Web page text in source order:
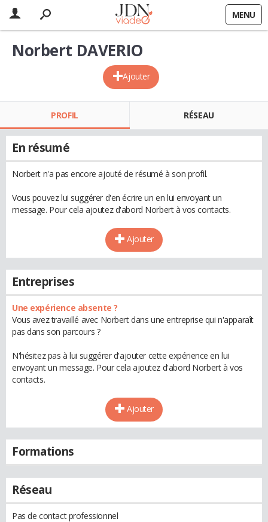
MENU
Ajouter
Norbert DAVERIO
PROFIL RÉSEAU
En résumé
Norbert n'a pas encore ajouté de résumé à son profil.
Vous pouvez lui suggérer d'en écrire un en lui envoyant un
message. Pour cela ajoutez d'abord Norbert à vos contacts.
Ajouter
Entreprises
Une expérience absente ?
Vous avez travaillé avec Norbert dans une entreprise qui n'apparaît
pas dans son parcours ?
N'hésitez pas à lui suggérer d'ajouter cette expérience en lui
envoyant un message. Pour cela ajoutez d'abord Norbert à vos
contacts.
Ajouter
Formations
Réseau
Pas de contact professionnel